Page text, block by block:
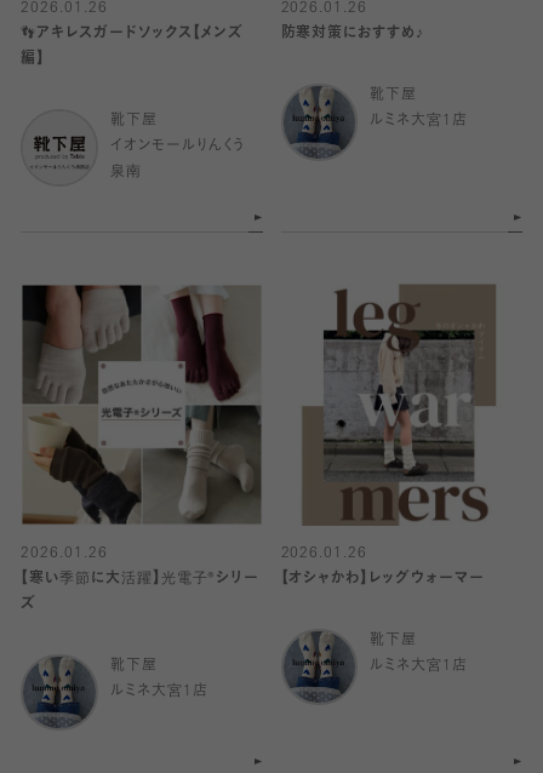
2026.01.26
👣アキレスガードソックス【メンズ
編】
靴下屋
イオンモールりんくう
泉南
2026.01.26
防寒対策におすすめ♪
靴下屋
ルミネ大宮1店
2026.01.26
【寒い季節に大活躍】光電子®シリー
ズ
靴下屋
ルミネ大宮1店
2026.01.26
【オシャかわ】レッグウォーマー
靴下屋
ルミネ大宮1店